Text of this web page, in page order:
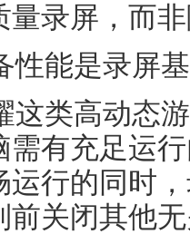
量录屏，而
性能是录屏
这类高动态
需有充足运
运行的同时
前关闭其他